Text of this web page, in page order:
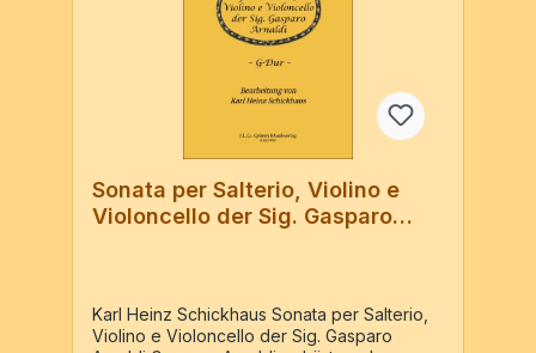
Sonata per Salterio, Violino e
Violoncello der Sig. Gasparo
Karl Heinz Schickhaus Sonata per Salterio,
Violino e Violoncello der Sig. Gasparo